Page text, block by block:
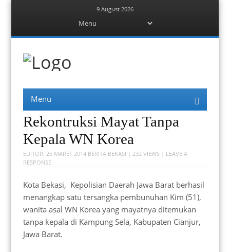
9 August 2026
content
Berita Bekasi
Menu
content
Rekontruksi Mayat Tanpa
Kepala WN Korea
EDITOR: 25 MARET 2014 BERITA BEKASI | 232 VIEWS | LEAVE A
RESPONSE
Kota Bekasi, Kepolisian Daerah Jawa Barat berhasil
menangkap satu tersangka pembunuhan Kim (51),
wanita asal WN Korea yang mayatnya ditemukan
tanpa kepala di Kampung Sela, Kabupaten Cianjur,
Jawa Barat.